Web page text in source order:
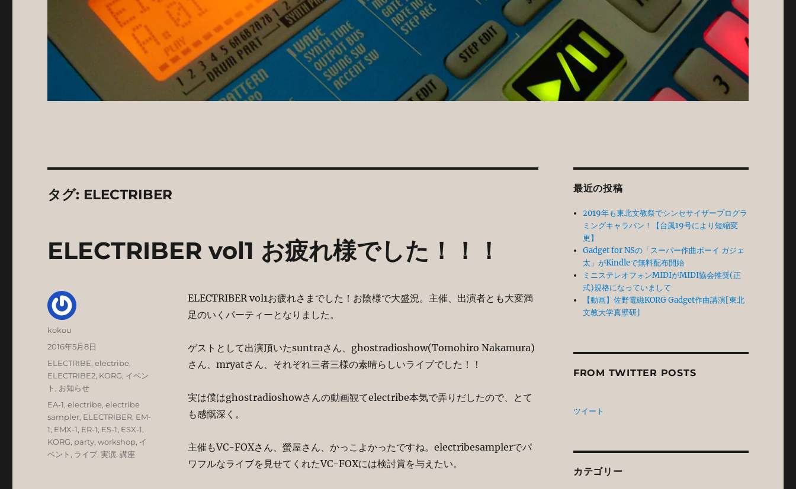
タグ: ELECTRIBER
ELECTRIBER vol1 お疲れ様でした！！！
ELECTRIBER vol1お疲れさまでした！お陰様で大盛況。主催、出演者とも大変満
足のいくパーティーとなりました。
ゲストとして出演頂いたsuntraさん、ghostradioshow(Tomohiro Nakamura)
さん、mryatさん、それぞれ三者三様の素晴らしいライブでした！！
実は僕はghostradioshowさんの動画観てelectribe本気で弄りだしたので、とて
も感慨深く。
主催もVC-FOXさん、螢屋さん、かっこよかったですね。electribesamplerでパ
ワフルなライブを見せてくれたVC-FOXには検討賞を与えたい。
投
kokou
投
2016年5月8日
カ
テ
ゴ
ELECTRIBE,electribe,
ELECTRIBE2, KORG, イベン
ト , お知らせ
タ
グ
EA-1,electribe,electribe
sampler, ELECTRIBER, EM-
1, EMX-1, ER-1, ES-1, ESX-1,
KORG, party,workshop, イ
ベント , ライブ,実演,講座
最近の投稿
2019年も東北文教祭でシンセサイザープログラ
ミングキャラバン！【台風19号により短縮変
更】
Gadget for NSの「スーパー作曲ボーイ ガジェ
太」がKindleで無料配布開始
ミニステレオフォンMIDIがMIDI協会推奨(正
式)規格になっていまして
【動画】佐野電磁KORG Gadget作曲講演[東北
文教大学真壁研]
FROM TWITTER POSTS
ツイート
カテゴリー